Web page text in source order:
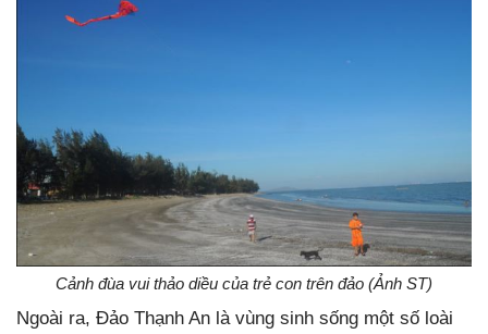
Cảnh đùa vui thảo diều của trẻ con trên đảo (Ảnh ST)
Ngoài ra, Đảo Thạnh An là vùng sinh sống một số loài